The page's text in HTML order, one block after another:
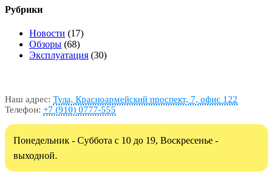
Рубрики
Новости (17)
Обзоры (68)
Эксплуатация (30)
Наш адрес: Тула, Красноармейский проспект, 7, офис 122
Телефон: +7 (910) 0777-555
Понедельник - Суббота с 10 до 19, Воскресенье -
выходной.